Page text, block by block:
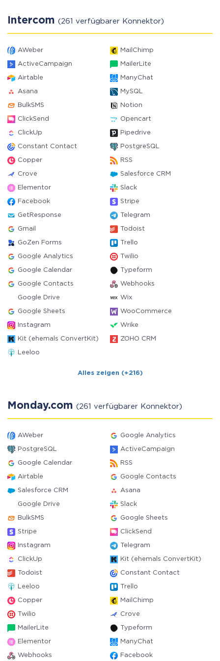
Intercom (261 verfügbarer Konnektor)
AWeber MailChimp
ActiveCampaign MailerLite
Airtable ManyChat
Asana MySQL
BulkSMS Notion
ClickSend Opencart
ClickUp Pipedrive
Constant Contact PostgreSQL
Copper RSS
Crove Salesforce CRM
Elementor Slack
Facebook Stripe
GetResponse Telegram
Gmail Todoist
GoZen Forms Trello
Google Analytics Twilio
Google Calendar Typeform
Google Contacts Webhooks
Google Drive Wix
Google Sheets WooCommerce
Instagram Wrike
Kit (ehemals ConvertKit) ZOHO CRM
Leeloo
Alles zeigen (+216)
Monday.com (261 verfügbarer Konnektor)
AWeber Google Analytics
PostgreSQL ActiveCampaign
Google Calendar RSS
Airtable Google Contacts
Salesforce CRM Asana
Google Drive Slack
BulkSMS Google Sheets
Stripe ClickSend
Instagram Telegram
ClickUp Kit (ehemals ConvertKit)
Todoist Constant Contact
Leeloo Trello
Copper MailChimp
Twilio Crove
MailerLite Typeform
Elementor ManyChat
Webhooks Facebook